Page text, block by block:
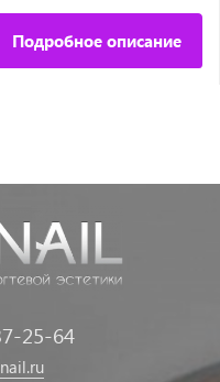
Подробное описание
25-64